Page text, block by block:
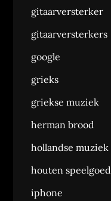
gitaarversterker
gitaarversterkers
google
grieks
griekse muziek
herman brood
hollandse muziek
houten speelgoed
iphone